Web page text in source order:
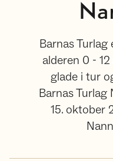
Barnas
alderen 0 -
glade i tur
Barnas
15. oktober